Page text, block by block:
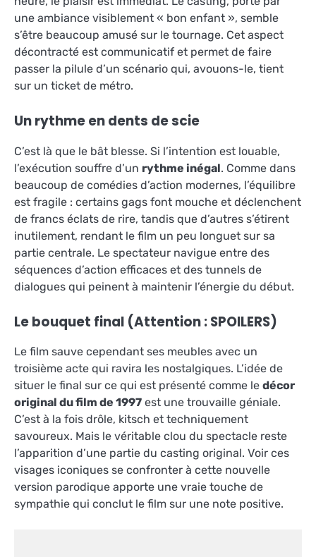
une ambiance visiblement « bon enfant », semble
s’être beaucoup amusé sur le tournage. Cet aspect
décontracté est communicatif et permet de faire
passer la pilule d’un scénario qui, avouons-le, tient
sur un ticket de métro.
Un rythme en dents de scie
C’est là que le bât blesse. Si l’intention est louable,
l’exécution souffre d’un rythme inégal. Comme dans
beaucoup de comédies d’action modernes, l’équilibre
est fragile : certains gags font mouche et déclenchent
de francs éclats de rire, tandis que d’autres s’étirent
inutilement, rendant le film un peu longuet sur sa
partie centrale. Le spectateur navigue entre des
séquences d’action efficaces et des tunnels de
dialogues qui peinent à maintenir l’énergie du début.
Le bouquet final (Attention : SPOILERS)
Le film sauve cependant ses meubles avec un
troisième acte qui ravira les nostalgiques. L’idée de
situer le final sur ce qui est présenté comme le décor
original du film de 1997 est une trouvaille géniale.
C’est à la fois drôle, kitsch et techniquement
savoureux. Mais le véritable clou du spectacle reste
l’apparition d’une partie du casting original. Voir ces
visages iconiques se confronter à cette nouvelle
version parodique apporte une vraie touche de
sympathie qui conclut le film sur une note positive.